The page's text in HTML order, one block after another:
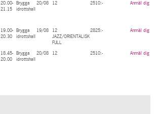
20.00-
21.15
Brygga
idrottshall
20/08 12 2510:- Anmäl dig
19.00-
20.30
Brygga
idrottshall
19/08
12
JAZZ/ORIENTALISK
FULL
2825:- Anmäl dig
18.45-
20.00
Brygga
idrottshall
20/08 12 2510:- Anmäl dig